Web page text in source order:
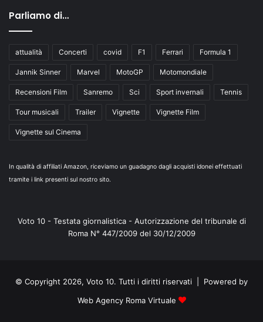
Parliamo di…
attualità Concerti covid F1 Ferrari Formula 1
Jannik Sinner Marvel MotoGP Motomondiale
Recensioni Film Sanremo Sci Sport invernali Tennis
Tour musicali Trailer Vignette Vignette Film
Vignette sul Cinema
In qualità di affiliati Amazon, riceviamo un guadagno dagli acquisti idonei effettuati
tramite i link presenti sul nostro sito.
Voto 10 - Testata giornalistica - Autorizzazione del tribunale di
Roma N° 447/2009 del 30/12/2009
© Copyright 2026, Voto 10. Tutti i diritti riservati | Powered by
Web Agency Roma Virtuale